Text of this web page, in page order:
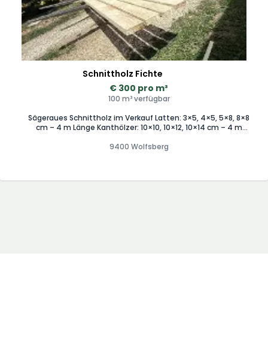
Schnittholz Fichte
€ 300 pro m³
100 m³ verfügbar
Sägeraues Schnittholz im Verkauf Latten: 3×5, 4×5, 5×8, 8×8
cm – 4 m Länge Kanthölzer: 10×10, 10×12, 10×14 cm – 4 m
Länge Pfosten: 4×25, 5×15, 5×30 cm – 4 m Länge Schnitt
9400 Wolfsberg